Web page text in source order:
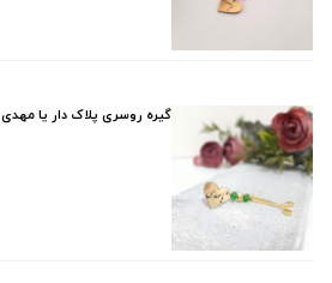
گیره روسری پلاک دار یا مهدی